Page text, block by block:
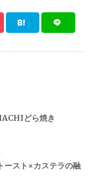
どら焼き
ースト×カステラの融